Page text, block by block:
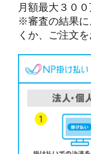
月額最大３０
※審査の結果に
くか、ご注文